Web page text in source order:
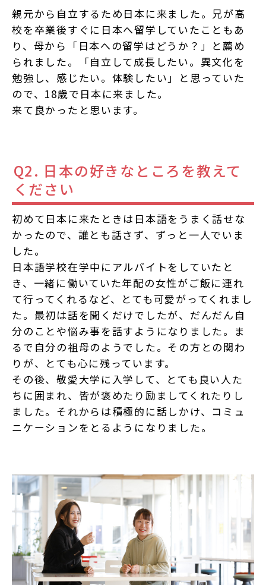
親元から自立するため日本に来ました。兄が高
校を卒業後すぐに日本へ留学していたこともあ
り、母から「日本への留学はどうか？」と薦め
られました。「自立して成長したい。異文化を
勉強し、感じたい。体験したい」と思っていた
ので、18歳で日本に来ました。
来て良かったと思います。
Q2. 日本の好きなところを教えて
ください
初めて日本に来たときは日本語をうまく話せな
かったので、誰とも話さず、ずっと一人でいま
した。
日本語学校在学中にアルバイトをしていたと
き、一緒に働いていた年配の女性がご飯に連れ
て行ってくれるなど、とても可愛がってくれまし
た。最初は話を聞くだけでしたが、だんだん自
分のことや悩み事を話すようになりました。ま
るで自分の祖母のようでした。その方との関わ
りが、とても心に残っています。
その後、敬愛大学に入学して、とても良い人た
ちに囲まれ、皆が褒めたり励ましてくれたりし
ました。それからは積極的に話しかけ、コミュ
ニケーションをとるようになりました。